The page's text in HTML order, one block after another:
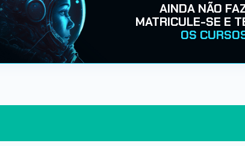
AINDA NÃO
MATRICULE-SE E
OS